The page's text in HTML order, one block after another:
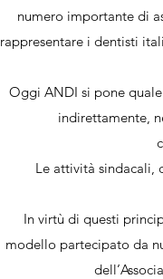
numero importante di
rappresentare i dentisti
Oggi ANDI si pone
indirettamente,
Le attività sindacali,
In virtù di questi
modello partecipato da